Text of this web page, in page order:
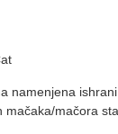
namenjena
mačaka/mačora